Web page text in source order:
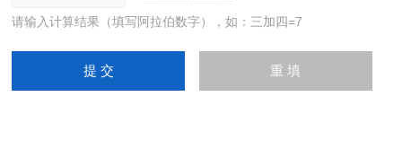
请输入计算结果（填写阿拉伯数字），如：三加四=7